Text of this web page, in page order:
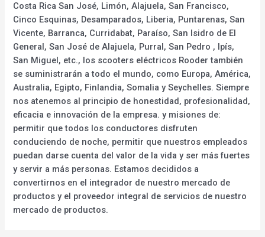
Costa Rica San José, Limón, Alajuela, San Francisco,
Cinco Esquinas, Desamparados, Liberia, Puntarenas, San
Vicente, Barranca, Curridabat, Paraíso, San Isidro de El
General, San José de Alajuela, Purral, San Pedro , Ipís,
San Miguel, etc., los scooters eléctricos Rooder también
se suministrarán a todo el mundo, como Europa, América,
Australia, Egipto, Finlandia, Somalia y Seychelles. Siempre
nos atenemos al principio de honestidad, profesionalidad,
eficacia e innovación de la empresa. y misiones de:
permitir que todos los conductores disfruten
conduciendo de noche, permitir que nuestros empleados
puedan darse cuenta del valor de la vida y ser más fuertes
y servir a más personas. Estamos decididos a
convertirnos en el integrador de nuestro mercado de
productos y el proveedor integral de servicios de nuestro
mercado de productos.